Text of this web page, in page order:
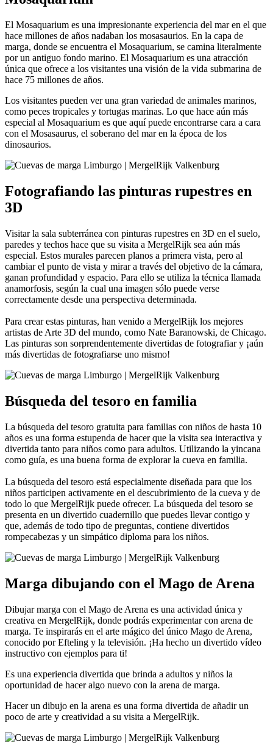
El Mosaquarium es una impresionante experiencia del mar en el que
hace millones de años nadaban los mosasaurios. En la capa de
marga, donde se encuentra el Mosaquarium, se camina literalmente
por un antiguo fondo marino. El Mosaquarium es una atracción
única que ofrece a los visitantes una visión de la vida submarina de
hace 75 millones de años.
Los visitantes pueden ver una gran variedad de animales marinos,
como peces tropicales y tortugas marinas. Lo que hace aún más
especial al Mosaquarium es que aquí puede encontrarse cara a cara
con el Mosasaurus, el soberano del mar en la época de los
dinosaurios.
Fotografiando las pinturas rupestres en
3D
Visitar la sala subterránea con pinturas rupestres en 3D en el suelo,
paredes y techos hace que su visita a MergelRijk sea aún más
especial. Estos murales parecen planos a primera vista, pero al
cambiar el punto de vista y mirar a través del objetivo de la cámara,
ganan profundidad y espacio. Para ello se utiliza la técnica llamada
anamorfosis, según la cual una imagen sólo puede verse
correctamente desde una perspectiva determinada.
Para crear estas pinturas, han venido a MergelRijk los mejores
artistas de Arte 3D del mundo, como Nate Baranowski, de Chicago.
Las pinturas son sorprendentemente divertidas de fotografiar y ¡aún
más divertidas de fotografiarse uno mismo!
Búsqueda del tesoro en familia
La búsqueda del tesoro gratuita para familias con niños de hasta 10
años es una forma estupenda de hacer que la visita sea interactiva y
divertida tanto para niños como para adultos. Utilizando la yincana
como guía, es una buena forma de explorar la cueva en familia.
La búsqueda del tesoro está especialmente diseñada para que los
niños participen activamente en el descubrimiento de la cueva y de
todo lo que MergelRijk puede ofrecer. La búsqueda del tesoro se
presenta en un divertido cuadernillo que puedes llevar contigo y
que, además de todo tipo de preguntas, contiene divertidos
rompecabezas y un simpático diploma para los niños.
Marga dibujando con el Mago de Arena
Dibujar marga con el Mago de Arena es una actividad única y
creativa en MergelRijk, donde podrás experimentar con arena de
marga. Te inspirarás en el arte mágico del único Mago de Arena,
conocido por Efteling y la televisión. ¡Ha hecho un divertido vídeo
instructivo con ejemplos para ti!
Es una experiencia divertida que brinda a adultos y niños la
oportunidad de hacer algo nuevo con la arena de marga.
Hacer un dibujo en la arena es una forma divertida de añadir un
poco de arte y creatividad a su visita a MergelRijk.